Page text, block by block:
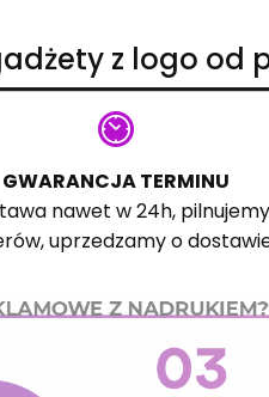
z logo od
GWARANCJA TERMINU
nawet w 24h, pilnujemy
uprzedzamy o